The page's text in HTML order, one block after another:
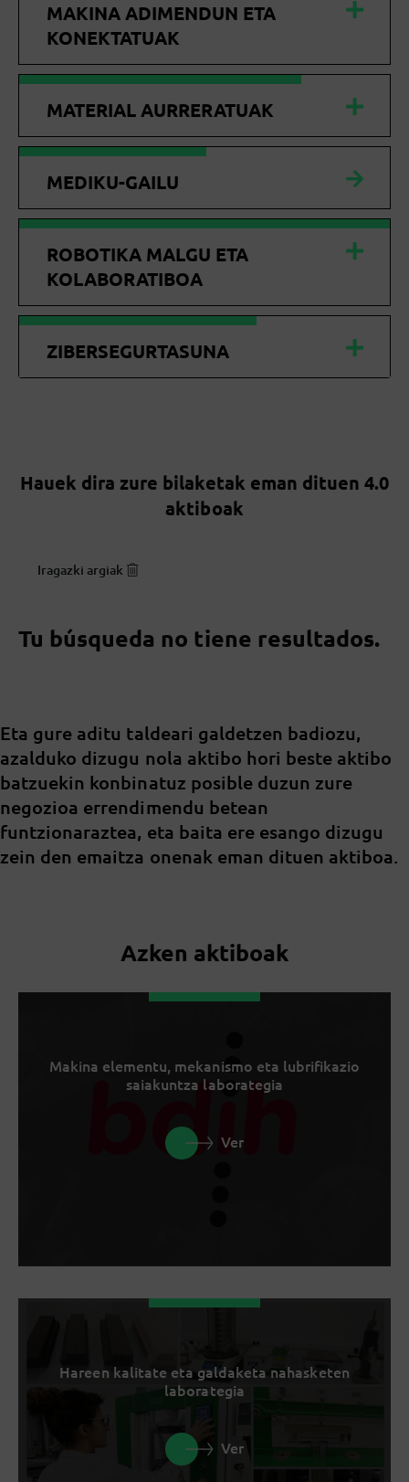
MAKINA ADIMENDUN ETA
KONEKTATUAK
MATERIAL AURRERATUAK
MEDIKU-GAILU
ROBOTIKA MALGU ETA
KOLABORATIBOA
ZIBERSEGURTASUNA
Hauek dira zure bilaketak eman dituen 4.0
aktiboak
Iragazki argiak
Tu búsqueda no tiene resultados.
Eta gure aditu taldeari galdetzen badiozu,
azalduko dizugu nola aktibo hori beste aktibo
batzuekin konbinatuz posible duzun zure
negozioa errendimendu betean
funtzionaraztea, eta baita ere esango dizugu
zein den emaitza onenak eman dituen aktiboa.
Azken aktiboak
Makina elementu, mekanismo eta lubrifikazio
saiakuntza laborategia
Ver
Hareen kalitate eta galdaketa nahasketen
laborategia
Ver